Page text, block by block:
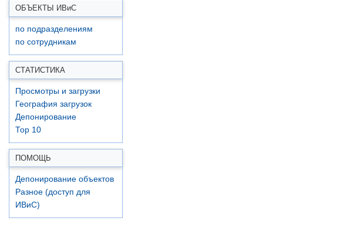
ОБЪЕКТЫ ИВиС
по подразделениям
по сотрудникам
СТАТИСТИКА
Просмотры и загрузки
География загрузок
Депонирование
Top 10
ПОМОЩЬ
Депонирование объектов
Разное (доступ для
ИВиС)